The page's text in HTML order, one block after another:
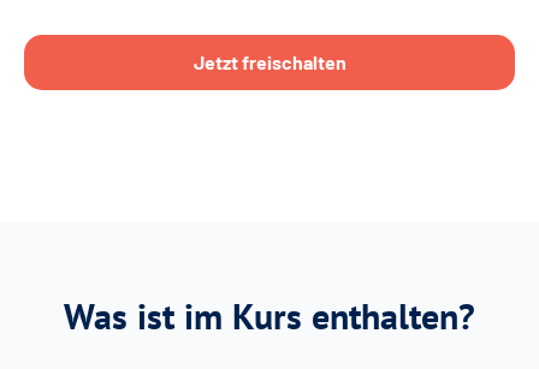
Jetzt freischalten
Was ist im Kurs enthalten?